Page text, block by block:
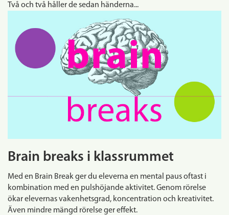
Två och två håller de sedan händerna...
Brain breaks i klassrummet
Med en Brain Break ger du eleverna en mental paus oftast i
kombination med en pulshöjande aktivitet. Genom rörelse
ökar elevernas vakenhetsgrad, koncentration och kreativitet.
Även mindre mängd rörelse ger effekt.